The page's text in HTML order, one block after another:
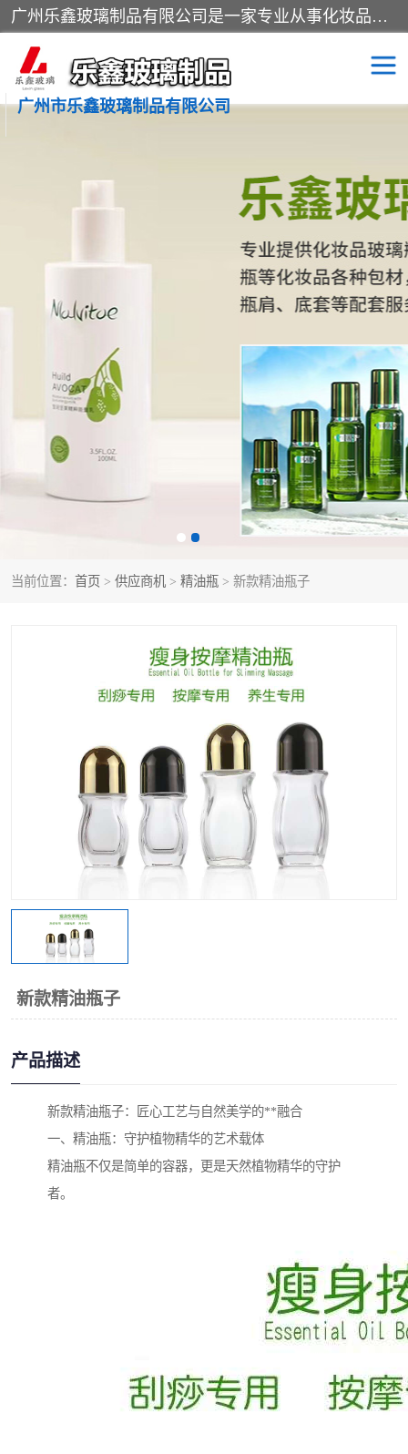
广州乐鑫玻璃制品有限公司是一家专业从事化妆品瓶子、化妆品玻璃瓶子、膏霜瓶、化妆品玻璃瓶等产品的集开发研制、生产、销售于一体的实业型玻璃制品生产企业。产品从设计、开模、试样、生产、蒙砂、抛光、喷涂、高低温单色及多色印刷，烫金（银）到交货实现一条龙服务。
广州市乐鑫玻璃制品有限公司
当前位置： 首页 > 供应商机 > 精油瓶 > 新款精油瓶子
新款精油瓶子
产品描述
新款精油瓶子：匠心工艺与自然美学的**融合
一、精油瓶：守护植物精华的艺术载体
精油瓶不仅是简单的容器，更是天然植物精华的守护
者。
化妆品包装瓶 香水包装瓶
化妆品玻璃瓶
玻璃瓶
拉管瓶